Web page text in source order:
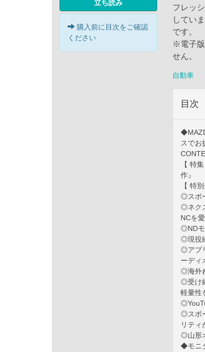
立ち読み
購入前に目次をご確認
ください
フレッ
してい
です。
※電子版
せん。
自動車
目次
スでお
【 特
作』
【 特
◎スポ
◎ネク
NCを
◎NDモ
◎現役
◎アプ
ーディ
◎海外
◎受け
軽量性
◎スポ
リティ
◎山形
◆モニ